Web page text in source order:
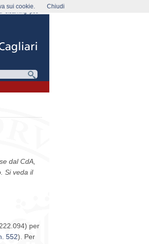
dal CdA,
Si veda il
per
552). Per
sui cookie. Chiudi